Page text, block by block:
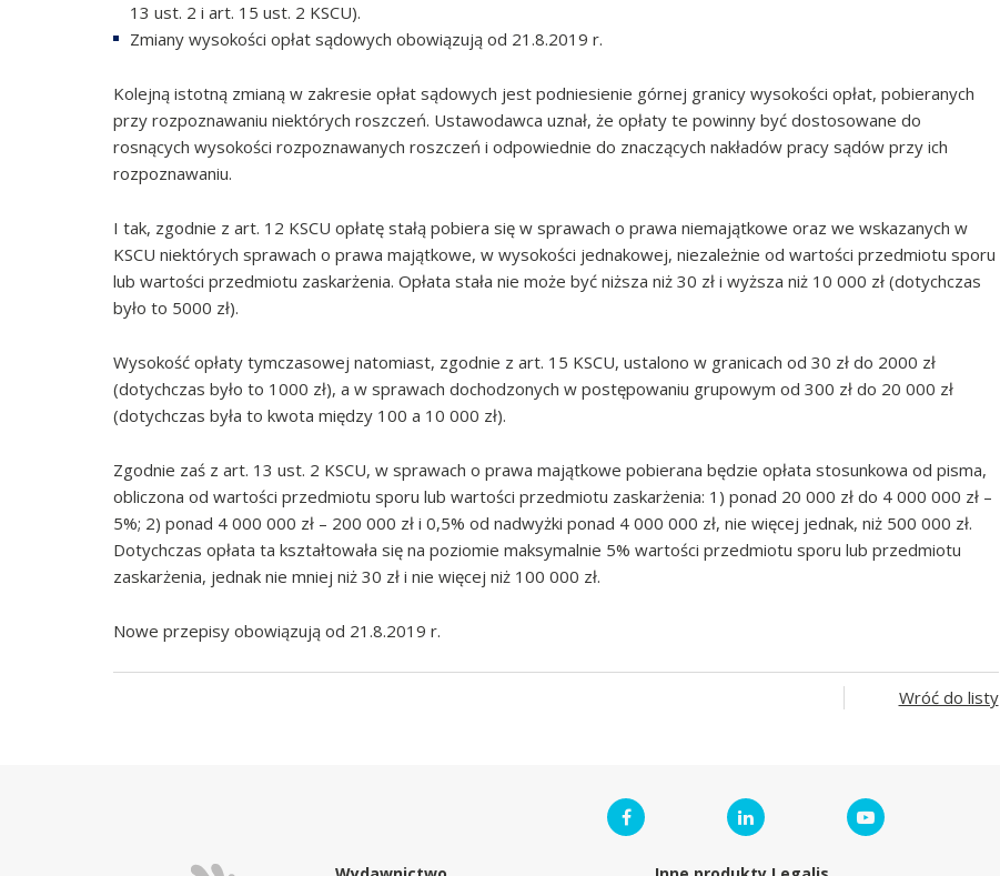
13 ust. 2 i art. 15 ust. 2 KSCU).
Zmiany wysokości opłat sądowych obowiązują od 21.8.2019 r.
Kolejną istotną zmianą w zakresie opłat sądowych jest podniesienie górnej granicy wysokości opłat, pobieranych
przy rozpoznawaniu niektórych roszczeń. Ustawodawca uznał, że opłaty te powinny być dostosowane do
rosnących wysokości rozpoznawanych roszczeń i odpowiednie do znaczących nakładów pracy sądów przy ich
rozpoznawaniu.
I tak, zgodnie z art. 12 KSCU opłatę stałą pobiera się w sprawach o prawa niemajątkowe oraz we wskazanych w
KSCU niektórych sprawach o prawa majątkowe, w wysokości jednakowej, niezależnie od wartości przedmiotu sporu
lub wartości przedmiotu zaskarżenia. Opłata stała nie może być niższa niż 30 zł i wyższa niż 10 000 zł (dotychczas
było to 5000 zł).
Wysokość opłaty tymczasowej natomiast, zgodnie z art. 15 KSCU, ustalono w granicach od 30 zł do 2000 zł
(dotychczas było to 1000 zł), a w sprawach dochodzonych w postępowaniu grupowym od 300 zł do 20 000 zł
(dotychczas była to kwota między 100 a 10 000 zł).
Zgodnie zaś z art. 13 ust. 2 KSCU, w sprawach o prawa majątkowe pobierana będzie opłata stosunkowa od pisma,
obliczona od wartości przedmiotu sporu lub wartości przedmiotu zaskarżenia: 1) ponad 20 000 zł do 4 000 000 zł –
5%; 2) ponad 4 000 000 zł – 200 000 zł i 0,5% od nadwyżki ponad 4 000 000 zł, nie więcej jednak, niż 500 000 zł.
Dotychczas opłata ta kształtowała się na poziomie maksymalnie 5% wartości przedmiotu sporu lub przedmiotu
zaskarżenia, jednak nie mniej niż 30 zł i nie więcej niż 100 000 zł.
Nowe przepisy obowiązują od 21.8.2019 r.
Wróć do listy